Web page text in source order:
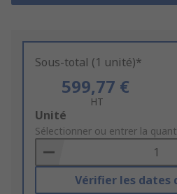
Sous-total (1 unité)*
599,77 €
HT
Add
to
Basket
Unité
Sélectionner ou entrer la
Vérifier les dates